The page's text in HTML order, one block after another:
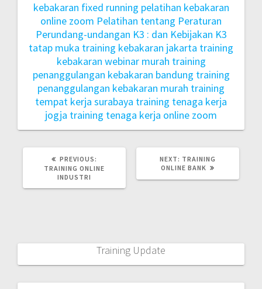
kebakaran fixed running pelatihan kebakaran
online zoom Pelatihan tentang Peraturan
Perundang-undangan K3 : dan Kebijakan K3
tatap muka training kebakaran jakarta training
kebakaran webinar murah training
penanggulangan kebakaran bandung training
penanggulangan kebakaran murah training
tempat kerja surabaya training tenaga kerja
jogja training tenaga kerja online zoom
PREVIOUS:
TRAINING ONLINE
INDUSTRI
NEXT: TRAINING
ONLINE BANK
Training Update